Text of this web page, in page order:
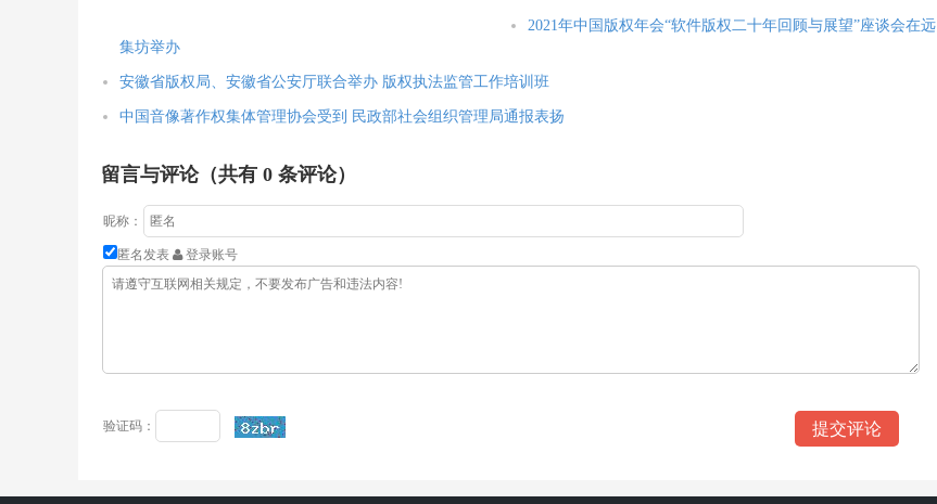
2021年中国版权年会“软件版权二十年回顾与展望”座谈会在远
集坊举办
安徽省版权局、安徽省公安厅联合举办 版权执法监管工作培训班
中国音像著作权集体管理协会受到 民政部社会组织管理局通报表扬
留言与评论（共有 0 条评论）
昵称：
匿名发表 登录账号
验证码：